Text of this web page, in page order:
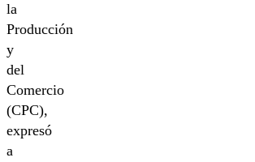
la
Producción
y
del
Comercio
(CPC),
expresó
a